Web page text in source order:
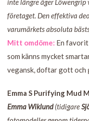
inte längre äger Löwengrip
företaget. Den effektiva
varumärkets absoluta
Mitt omdöme: En
som känns mycket
vegansk, doftar gott och
Emma S Purifying Mud
Emma Wiklund(tidigare